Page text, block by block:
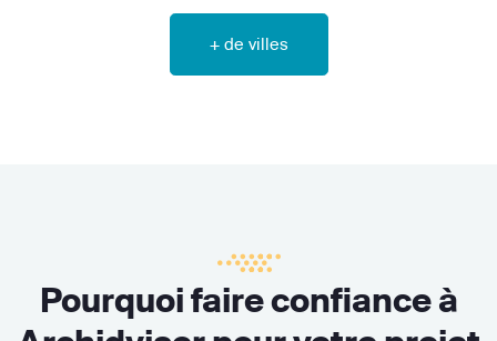
+ de villes
Pourquoi faire confiance à